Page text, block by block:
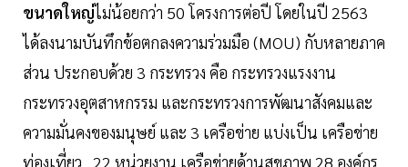
ขนาดใหญ่ไม่น้อยกว่า 50 โครงการต่อปี โดยในปี 2563
ได้ลงนามบันทึกข้อตกลงความร่วมมือ (MOU) กับหลายภาค
ส่วน ประกอบด้วย 3 กระทรวง คือ กระทรวงแรงงาน
กระทรวงอุตสาหกรรม และกระทรวงการพัฒนาสังคมและ
ความมั่นคงของมนุษย์ และ 3 เครือข่าย แบ่งเป็น เครือข่าย
ท่องเที่ยว 22 หน่วยงาน เครือข่ายด้านสุขภาพ 28 องค์กร